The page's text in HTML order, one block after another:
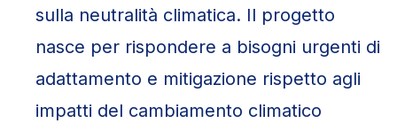
sulla neutralità climatica. Il progetto
nasce per rispondere a bisogni urgenti di
adattamento e mitigazione rispetto agli
impatti del cambiamento climatico